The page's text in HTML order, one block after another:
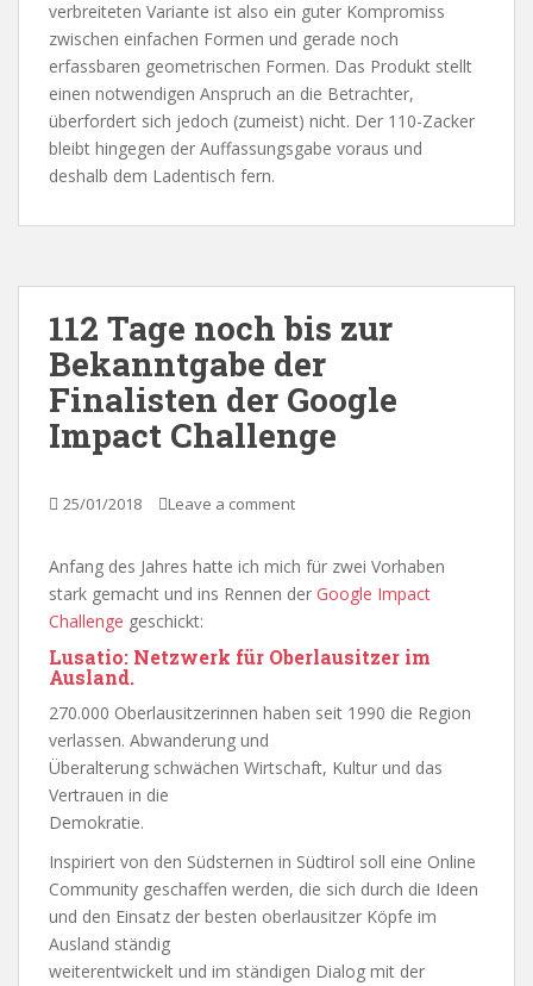
verbreiteten Variante ist also ein guter Kompromiss
zwischen einfachen Formen und gerade noch
erfassbaren geometrischen Formen. Das Produkt stellt
einen notwendigen Anspruch an die Betrachter,
überfordert sich jedoch (zumeist) nicht. Der 110-Zacker
bleibt hingegen der Auffassungsgabe voraus und
deshalb dem Ladentisch fern.
112 Tage noch bis zur
Bekanntgabe der
Finalisten der Google
Impact Challenge
25/01/2018 Leave a comment
Anfang des Jahres hatte ich mich für zwei Vorhaben
stark gemacht und ins Rennen der Google Impact
Challenge geschickt:
Lusatio: Netzwerk für Oberlausitzer im
Ausland.
270.000 Oberlausitzerinnen haben seit 1990 die Region
verlassen. Abwanderung und
Überalterung schwächen Wirtschaft, Kultur und das
Vertrauen in die
Demokratie.
Inspiriert von den Südsternen in Südtirol soll eine Online
Community geschaffen werden, die sich durch die Ideen
und den Einsatz der besten oberlausitzer Köpfe im
Ausland ständig
weiterentwickelt und im ständigen Dialog mit der